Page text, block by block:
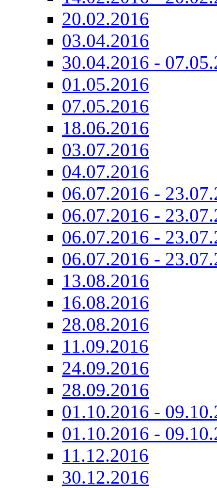
20.02.2016
03.04.2016
30.04.2016 -
01.05.2016
07.05.2016
18.06.2016
03.07.2016
04.07.2016
06.07.2016 -
06.07.2016 -
06.07.2016 -
06.07.2016 -
13.08.2016
16.08.2016
28.08.2016
11.09.2016
24.09.2016
28.09.2016
01.10.2016 -
01.10.2016 -
11.12.2016
30.12.2016